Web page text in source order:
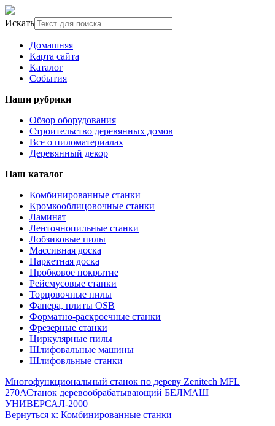
Искать
Домашняя
Карта сайта
Каталог
События
Наши рубрики
Обзор оборудования
Строительство деревянных домов
Все о пиломатериалах
Деревянный декор
Наш каталог
Комбинированные станки
Кромкооблицовочные станки
Ламинат
Ленточнопильные станки
Лобзиковые пилы
Массивная доска
Паркетная доска
Пробковое покрытие
Рейсмусовые станки
Торцовочные пилы
Фанера, плиты OSB
Форматно-раскроечные станки
Фрезерные станки
Циркулярные пилы
Шлифовальные машины
Шлифовльные станки
Многофункциональный станок по дереву Zenitech MFL
270АСтанок деревообрабатывающий БЕЛМАШ
УНИВЕРСАЛ-2000
Вернуться к: Комбинированные станки